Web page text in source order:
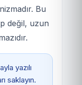
Bu
değil, uzun
yazılı
saklayın.